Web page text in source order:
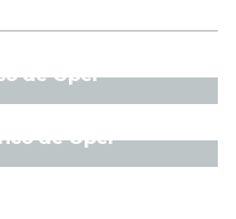
de Opel
de Opel